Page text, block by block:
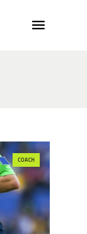
COACH